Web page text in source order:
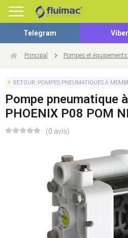
Telegram Viber
Principal Pompes et
RETOUR: POMPES PNEUMATIQUES À
Pompe pneumatique
PHOENIX P08 POM
(0 avis)